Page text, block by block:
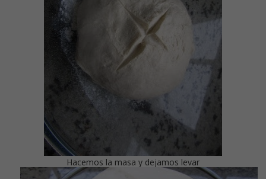
Hacemos la masa y dejamos levar